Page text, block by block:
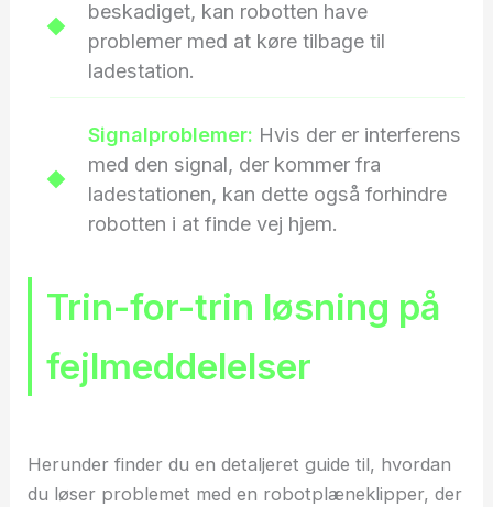
beskadiget, kan robotten have
problemer med at køre tilbage til
ladestation.
Signalproblemer: Hvis der er interferens
med den signal, der kommer fra
ladestationen, kan dette også forhindre
robotten i at finde vej hjem.
Trin-for-trin løsning på
fejlmeddelelser
Herunder finder du en detaljeret guide til, hvordan
du løser problemet med en robotplæneklipper, der